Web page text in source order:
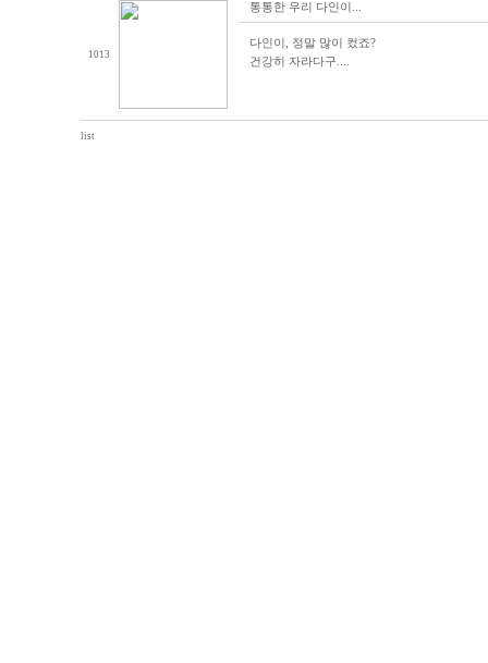
1013
통통한 우리 다인이...
다인이, 정말 많이 컸죠?
건강히 자라다구....
list